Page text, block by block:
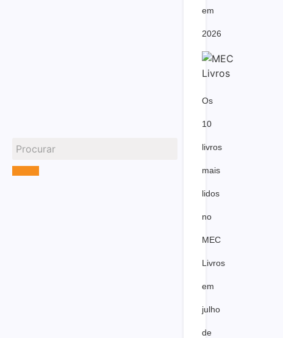
em
2026
Os
10
livros
mais
lidos
no
MEC
Livros
em
julho
de